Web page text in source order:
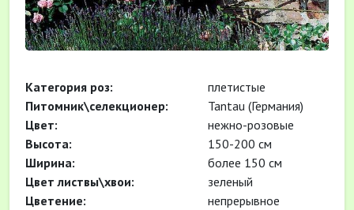
Категория роз:
плетистые
Питомник\селекционер:
Tantau (Германия)
Цвет:
нежно-розовые
Высота:
150-200 см
Ширина:
более 150 см
Цвет листвы\хвои:
зеленый
Цветение:
непрерывное